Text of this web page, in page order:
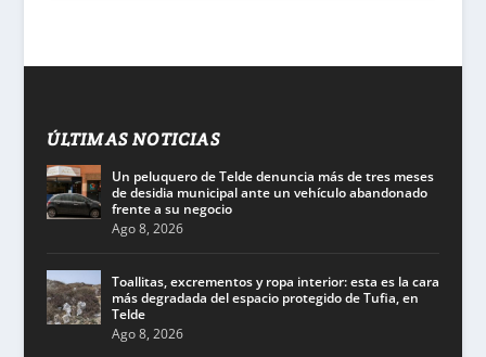
ÚLTIMAS NOTICIAS
Un peluquero de Telde denuncia más de tres meses
de desidia municipal ante un vehículo abandonado
frente a su negocio
Ago 8, 2026
Toallitas, excrementos y ropa interior: esta es la cara
más degradada del espacio protegido de Tufia, en
Telde
Ago 8, 2026